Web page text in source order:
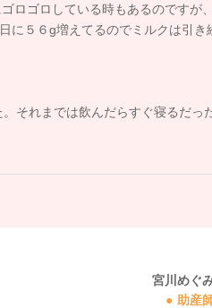
ロゴロしている時もあるのですが
に５６g増えてるのでミルクは引き
それまでは飲んだらすぐ寝るだっ
宮川めぐ
助産